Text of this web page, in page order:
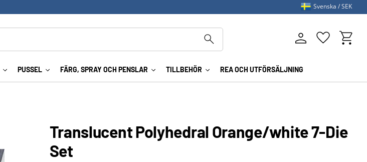
PUSSEL FÄRG, SPRAY OCH PENSLAR TILLBEHÖR REA OCH UTFÖRSÄLJNING
Favoriter
Svenska SEK
Translucent Polyhedral Orange/white 7-Die
Set